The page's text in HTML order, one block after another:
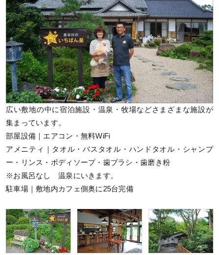
広い敷地の中に宿泊施設・温泉・牧場などさまざまな施設が
集まっています。
部屋設備｜エアコン・無料WiFi
アメニティ｜タオル・バスタオル・ハンドタオル・シャンプ
ー・リンス・ボディソープ・歯ブラシ・歯磨き粉
※お風呂なし 温泉にいきます。
駐車場｜敷地内カフェ側奥に25台完備